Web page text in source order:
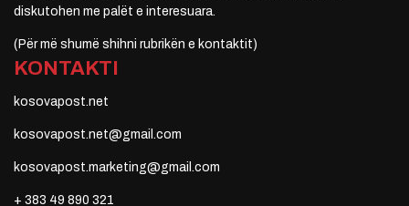
diskutohen me palët e interesuara.
(Për më shumë shihni rubrikën e kontaktit)
KONTAKTI
kosovapost.net
kosovapost.net@gmail.com
kosovapost.marketing@gmail.com
+ 383 49 890 321